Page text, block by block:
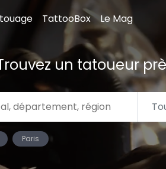
TattooBox Le Mag
un tatoueur
Paris